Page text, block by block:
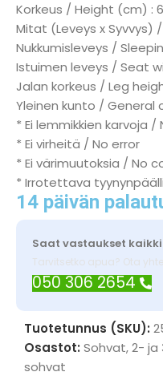
Korkeus / Height (cm) :
Mitat (Leveys x Syvvys)
Nukkumisleveys /
Istuimen leveys / Seat
Jalan korkeus / Leg
Yleinen kunto / General
* Ei lemmikkien karvoja /
* Ei virheitä / No error
* Ei värimuutoksia / No
* Irrotettava
14 päivän
Saat vastaukset
Tarvitsetko apua? Ota
050 306 2654
Tuotetunnus (SKU):
Osastot: Sohvat,2- ja
sohvat